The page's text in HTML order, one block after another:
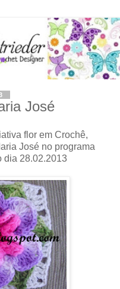
José
flor em Crochê,
José no programa
dia 28.02.2013